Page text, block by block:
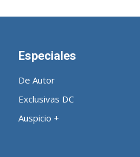
Especiales
De Autor
Exclusivas DC
Auspicio +